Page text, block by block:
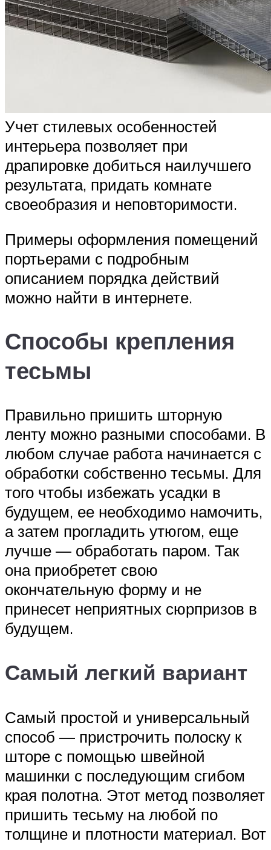
Учет стилевых особенностей
интерьера позволяет при
драпировке добиться наилучшего
результата, придать комнате
своеобразия и неповторимости.
Примеры оформления помещений
портьерами с подробным
описанием порядка действий
можно найти в интернете.
Способы крепления
тесьмы
Правильно пришить шторную
ленту можно разными способами. В
любом случае работа начинается с
обработки собственно тесьмы. Для
того чтобы избежать усадки в
будущем, ее необходимо намочить,
а затем прогладить утюгом, еще
лучше — обработать паром. Так
она приобретет свою
окончательную форму и не
принесет неприятных сюрпризов в
будущем.
Самый легкий вариант
Самый простой и универсальный
способ — пристрочить полоску к
шторе с помощью швейной
машинки с последующим сгибом
края полотна. Этот метод позволяет
пришить тесьму на любой по
толщине и плотности материал. Вот